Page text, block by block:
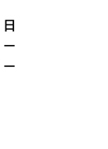
日
ー
ー